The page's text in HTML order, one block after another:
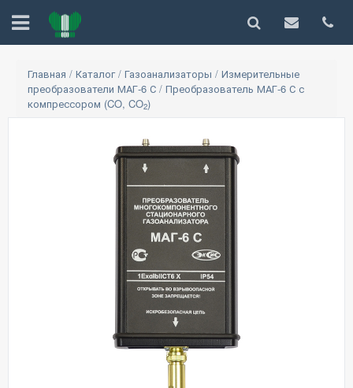
Главная / Каталог/ Газоанализаторы / Измерительные
преобразователи МАГ-6 С / Преобразователь МАГ-6 С с
компрессором (CO, CO2)